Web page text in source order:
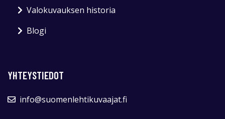
Valokuvauksen historia
Blogi
YHTEYSTIEDOT
info@suomenlehtikuvaajat.fi